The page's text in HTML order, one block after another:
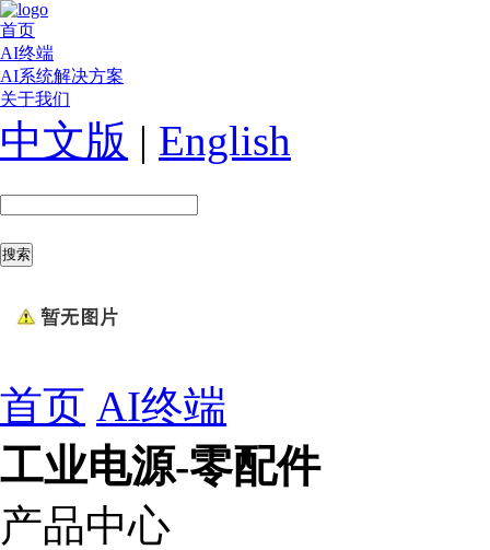
首页
AI终端
AI系统解决方案
关于我们
中文版 | English
首页 AI终端
工业电源-零配件
产品中心